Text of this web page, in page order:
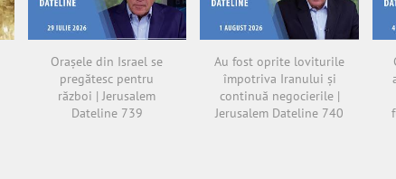
Orașele din Israel se
pregătesc pentru
război | Jerusalem
Dateline 739
Au fost oprite loviturile
împotriva Iranului și
continuă negocierile |
Jerusalem Dateline 740